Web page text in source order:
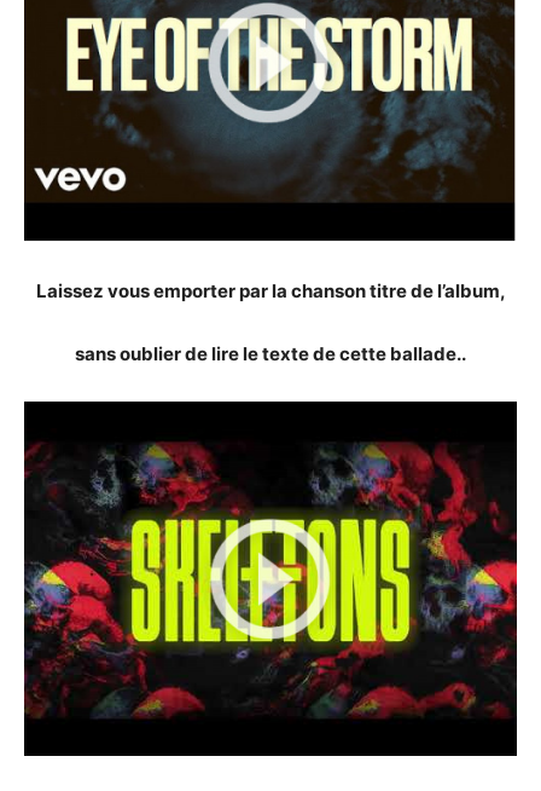
Laissez vous emporter par la chanson titre de l’album,
sans oublier de lire le texte de cette ballade..